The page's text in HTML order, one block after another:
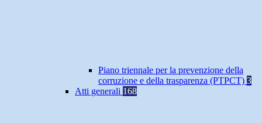
Piano triennale per la prevenzione della
corruzione e della trasparenza (PTPCT) 3
Atti generali 168